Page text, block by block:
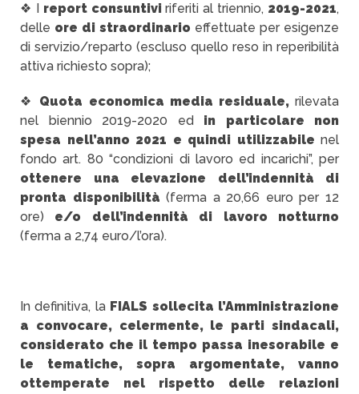
❖ I report consuntiviriferiti al triennio, 2019-2021,
delle ore di straordinario effettuate per esigenze
di servizio/reparto (escluso quello reso in reperibilità
attiva richiesto sopra);
❖ Quota economica media residuale,rilevata
nel biennio 2019-2020 ed in particolare non
spesa nell’anno 2021 e quindi utilizzabile nel
fondo art. 80 “condizioni di lavoro ed incarichi”, per
ottenere una elevazione dell’indennità di
pronta disponibilità(ferma a 20,66 euro per 12
ore) e/o dell’indennità di lavoro notturno
(ferma a 2,74 euro/l’ora).
In definitiva, la FIALS sollecita l’Amministrazione
a convocare, celermente, le parti sindacali,
considerato che il tempo passa inesorabile e
le tematiche, sopra argomentate, vanno
ottemperate nel rispetto delle relazioni